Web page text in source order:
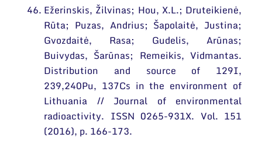
Ežerinskis, Žilvinas; Hou, X.L.; Druteikienė,
Rūta; Puzas, Andrius; Šapolaitė, Justina;
Gvozdaitė, Rasa; Gudelis, Arūnas;
Buivydas, Šarūnas; Remeikis, Vidmantas.
Distribution and source of 129I,
239,240Pu, 137Cs in the environment of
Lithuania // Journal of environmental
radioactivity. ISSN 0265-931X. Vol. 151
(2016), p. 166-173.